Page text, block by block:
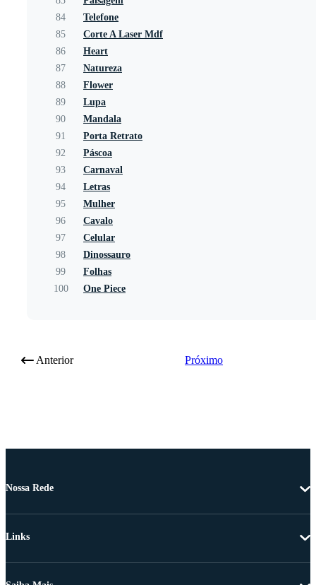
84
Telefone
85
Corte A Laser Mdf
86
Heart
87
Natureza
88
Flower
89
Lupa
90
Mandala
91
Porta Retrato
92
Páscoa
93
Carnaval
94
Letras
95
Mulher
96
Cavalo
97
Celular
98
Dinossauro
99
Folhas
100
One Piece
Anterior Próximo
Nossa Rede
Links